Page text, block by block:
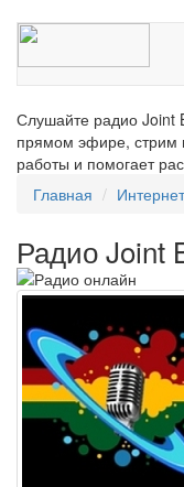
Слушайте радио Joint
прямом эфире, стрим
работы и помогает
Главная
Радио Joint